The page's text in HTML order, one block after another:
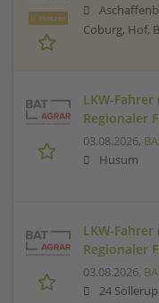
Featured
Coburg, Hof,
LKW-
Regionaler
03.08.2026,
Husum
LKW-
Regionaler
03.08.2026,
24 Sollerup